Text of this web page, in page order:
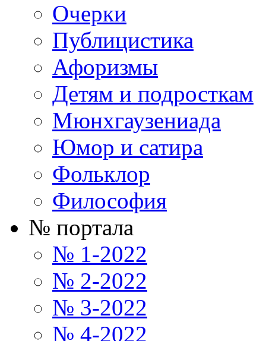
Очерки
Публицистика
Афоризмы
Детям и подросткам
Мюнхгаузениада
Юмор и сатира
Фольклор
Философия
№ портала
№ 1-2022
№ 2-2022
№ 3-2022
№ 4-2022